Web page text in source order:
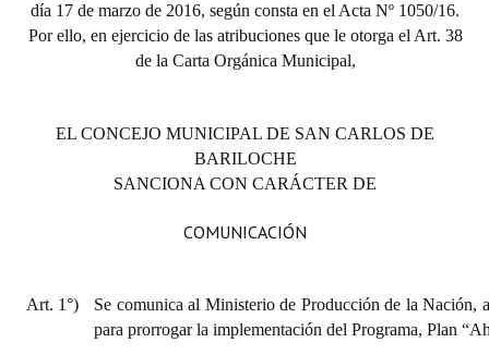
Bariloche, Municipio intercultural
Entrega de distinciones
día 17 de marzo de 2016, según consta en el Acta Nº 1050/16.
Por ello, en ejercicio de las atribuciones que le otorga el Art. 38
de la Carta Orgánica Municipal,
EL CONCEJO MUNICIPAL DE SAN CARLOS DE
BARILOCHE
SANCIONA CON CARÁCTER DE
COMUNICACIÓN
Art. 1°)
Se comunica al Ministerio de Producción de la Nación,
para prorrogar la implementación del Programa, Plan